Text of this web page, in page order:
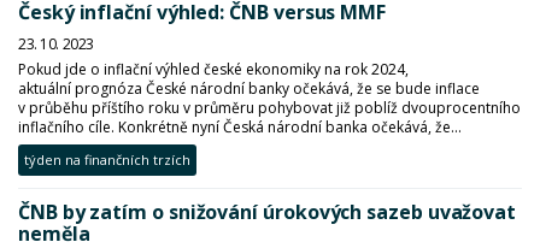
Český inflační výhled: ČNB versus MMF
23. 10. 2023
Pokud jde o inflační výhled české ekonomiky na rok 2024,
aktuální prognóza České národní banky očekává, že se bude inflace
v průběhu příštího roku v průměru pohybovat již poblíž dvouprocentního
inflačního cíle. Konkrétně nyní Česká národní banka očekává, že...
týden na finančních trzích
ČNB by zatím o snižování úrokových sazeb uvažovat
neměla